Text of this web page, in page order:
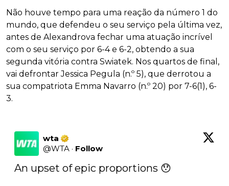
Não houve tempo para uma reação da número 1 do
mundo, que defendeu o seu serviço pela última vez,
antes de Alexandrova fechar uma atuação incrível
com o seu serviço por 6-4 e 6-2, obtendo a sua
segunda vitória contra Swiatek. Nos quartos de final,
vai defrontar Jessica Pegula (n.º 5), que derrotou a
sua compatriota Emma Navarro (n.º 20) por 7-6(1), 6-
3.
wta
@WTA · Follow
An upset of epic proportions 😯